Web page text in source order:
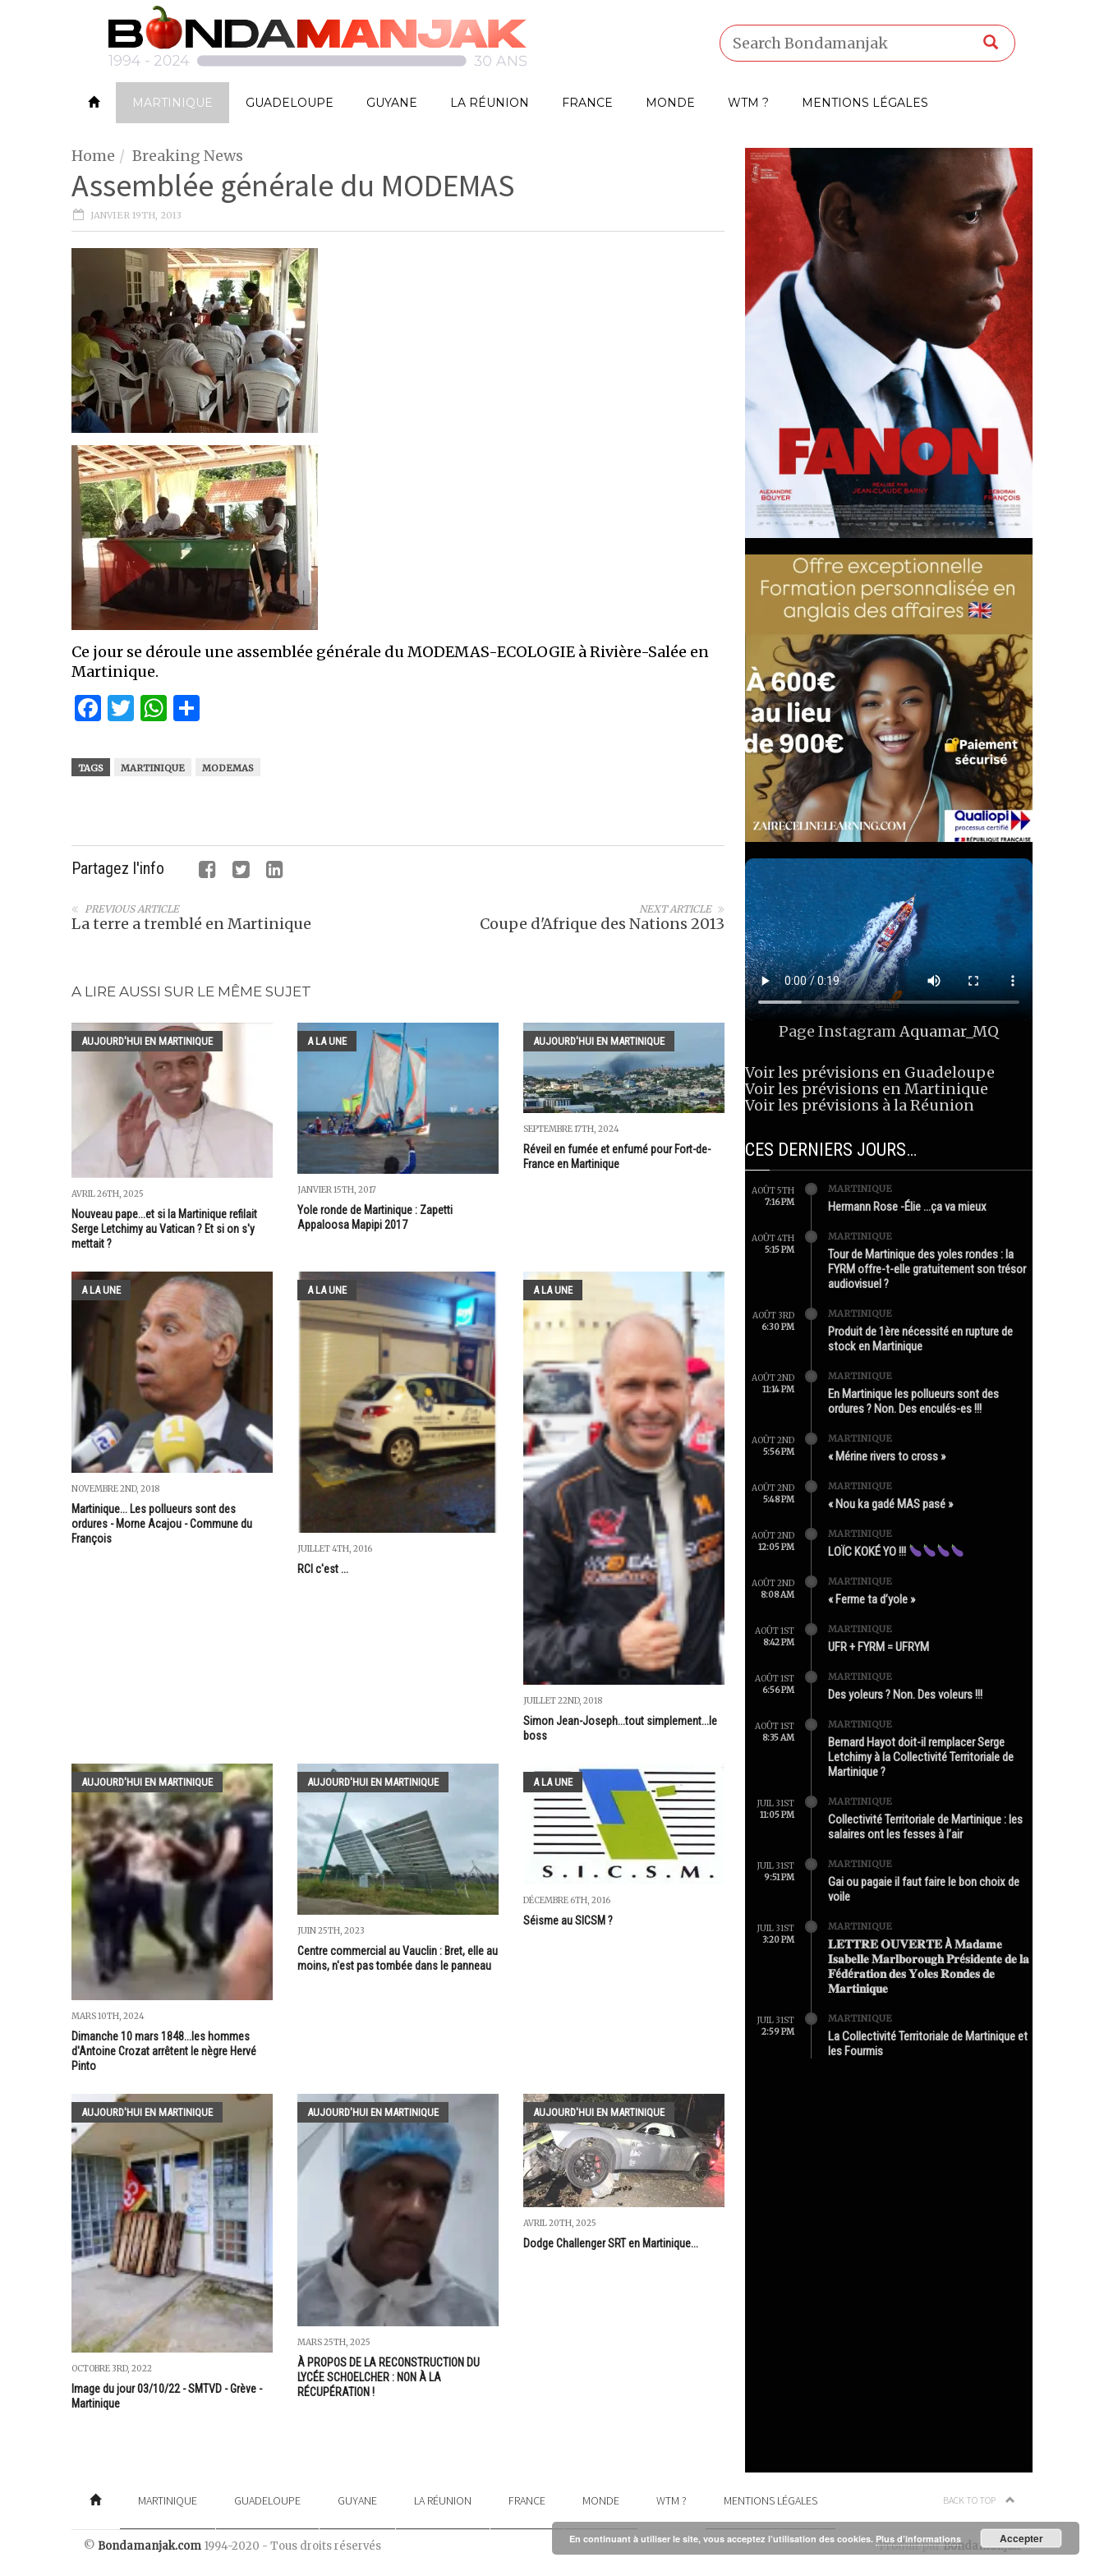
MARTINIQUE GUADELOUPE GUYANE LA RÉUNION FRANCE MONDE WTM ? MENTIONS LÉGALES
Home Breaking News
Assemblée générale du MODEMAS
JANVIER 19TH, 2013
Ce jour se déroule une assemblée générale du MODEMAS-ECOLOGIE à Rivière-Salée en
Martinique.
Facebook
Twitter
WhatsApp
TAGS MARTINIQUE MODEMAS
Partagez l'info
NEXT ARTICLE
Coupe d'Afrique des Nations 2013
PREVIOUS ARTICLE
La terre a tremblé en Martinique
A LIRE AUSSI SUR LE MÊME SUJET
AUJOURD'HUI EN MARTINIQUE
AVRIL 26TH, 2025
Nouveau pape...et si la Martinique refilait
Serge Letchimy au Vatican ? Et si on s'y
mettait ?
A LA UNE
JANVIER 15TH, 2017
Yole ronde de Martinique : Zapetti
Appaloosa Mapipi 2017
AUJOURD'HUI EN MARTINIQUE
SEPTEMBRE 17TH, 2024
Réveil en fumée et enfumé pour Fort-de-
France en Martinique
A LA UNE
NOVEMBRE 2ND, 2018
Martinique... Les pollueurs sont des
ordures - Morne Acajou - Commune du
François
A LA UNE
JUILLET 4TH, 2016
RCI c'est ...
A LA UNE
JUILLET 22ND, 2018
Simon Jean-Joseph...tout simplement...le
boss
AUJOURD'HUI EN MARTINIQUE
MARS 10TH, 2024
Dimanche 10 mars 1848...les hommes
d'Antoine Crozat arrêtent le nègre Hervé
Pinto
AUJOURD'HUI EN MARTINIQUE
JUIN 25TH, 2023
Centre commercial au Vauclin : Bret, elle au
moins, n'est pas tombée dans le panneau
A LA UNE
DÉCEMBRE 6TH, 2016
Séisme au SICSM ?
AUJOURD'HUI EN MARTINIQUE
OCTOBRE 3RD, 2022
Image du jour 03/10/22 - SMTVD - Grève -
Martinique
AUJOURD'HUI EN MARTINIQUE
MARS 25TH, 2025
À PROPOS DE LA RECONSTRUCTION DU
LYCÉE SCHOELCHER : NON À LA
RÉCUPÉRATION !
AUJOURD'HUI EN MARTINIQUE
AVRIL 20TH, 2025
Dodge Challenger SRT en Martinique...
Page InstagramAquamar_MQ
Voir les prévisions en Guadeloupe
Voir les prévisions en Martinique
Voir les prévisions à la Réunion
CES DERNIERS JOURS…
AOÛT 5TH
7:16 PM
MARTINIQUE
Hermann Rose -Élie …ça va mieux
AOÛT 4TH
5:15 PM
MARTINIQUE
Tour de Martinique des yoles rondes : la
FYRM offre-t-elle gratuitement son trésor
audiovisuel ?
AOÛT 3RD
6:30 PM
MARTINIQUE
Produit de 1ère nécessité en rupture de
stock en Martinique
AOÛT 2ND
11:14 PM
MARTINIQUE
En Martinique les pollueurs sont des
ordures ? Non. Des enculés-es !!!
AOÛT 2ND
5:56 PM
MARTINIQUE
« Mérine rivers to cross »
AOÛT 2ND
5:48 PM
MARTINIQUE
« Nou ka gadé MAS pasé »
AOÛT 2ND
12:05 PM
MARTINIQUE
LOÏC KOKÉ YO !!!
AOÛT 2ND
8:08 AM
MARTINIQUE
« Ferme ta d’yole »
AOÛT 1ST
8:42 PM
MARTINIQUE
UFR + FYRM = UFRYM
AOÛT 1ST
6:56 PM
MARTINIQUE
Des yoleurs ? Non. Des voleurs !!!
AOÛT 1ST
8:35 AM
MARTINIQUE
Bernard Hayot doit-il remplacer Serge
Letchimy à la Collectivité Territoriale de
Martinique ?
JUIL 31ST
11:05 PM
MARTINIQUE
Collectivité Territoriale de Martinique : les
salaires ont les fesses à l’air
JUIL 31ST
9:51 PM
MARTINIQUE
Gai ou pagaie il faut faire le bon choix de
voile
JUIL 31ST
3:20 PM
MARTINIQUE
𝐋𝐄𝐓𝐓𝐑𝐄 𝐎𝐔𝐕𝐄𝐑𝐓𝐄 À 𝐌𝐚𝐝𝐚𝐦𝐞
𝐈𝐬𝐚𝐛𝐞𝐥𝐥𝐞 𝐌𝐚𝐫𝐥𝐛𝐨𝐫𝐨𝐮𝐠𝐡 𝐏𝐫é𝐬𝐢𝐝𝐞𝐧𝐭𝐞 𝐝𝐞 𝐥𝐚
𝐅é𝐝é𝐫𝐚𝐭𝐢𝐨𝐧 𝐝𝐞𝐬 𝐘𝐨𝐥𝐞𝐬 𝐑𝐨𝐧𝐝𝐞𝐬 𝐝𝐞
𝐌𝐚𝐫𝐭𝐢𝐧𝐢𝐪𝐮𝐞
JUIL 31ST
2:59 PM
MARTINIQUE
La Collectivité Territoriale de Martinique et
les Fourmis
MARTINIQUE GUADELOUPE GUYANE LA RÉUNION FRANCE MONDE WTM ? MENTIONS LÉGALES BACK TO TOP
© Bondamanjak.com 1994-2020 - Tous droits réservés Produit parBondamanjak
En continuant à utiliser le site, vous acceptez l’utilisation des cookies. Plus d’informations Accepter